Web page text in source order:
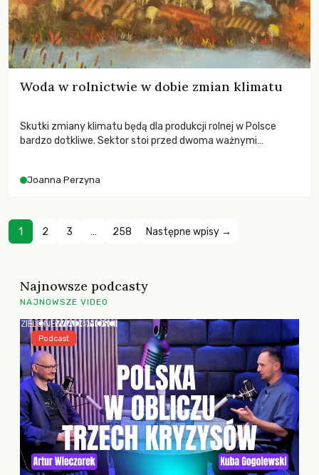
Woda w rolnictwie w dobie zmian klimatu
Skutki zmiany klimatu będą dla produkcji rolnej w Polsce
bardzo dotkliwe. Sektor stoi przed dwoma ważnymi
zachodzących zmian klimatycznych. Wymagać to będzie
Joanna Perzyna
1 2 3 … 258 Następne wpisy →
Najnowsze podcasty
NAJNOWSZE VIDEO
Podcast